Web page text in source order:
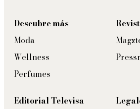
Descubre más
Moda
Wellness
Perfumes
Editorial Televisa